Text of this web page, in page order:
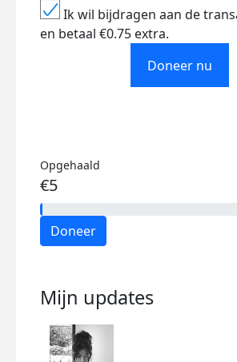
Ik wil bijdragen aan de
en betaal €0.75 extra.
Doneer nu
Opgehaald
€5
Doneer
Mijn updates